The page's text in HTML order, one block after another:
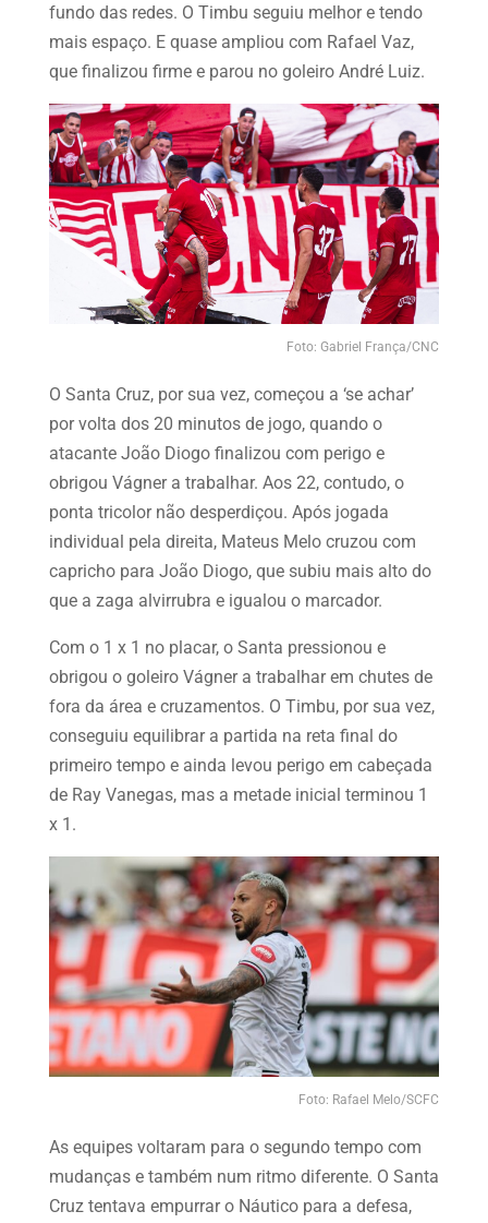
fundo das redes. O Timbu seguiu melhor e tendo
mais espaço. E quase ampliou com Rafael Vaz,
que finalizou firme e parou no goleiro André Luiz.
Foto: Gabriel França/CNC
O Santa Cruz, por sua vez, começou a ‘se achar’
por volta dos 20 minutos de jogo, quando o
atacante João Diogo finalizou com perigo e
obrigou Vágner a trabalhar. Aos 22, contudo, o
ponta tricolor não desperdiçou. Após jogada
individual pela direita, Mateus Melo cruzou com
capricho para João Diogo, que subiu mais alto do
que a zaga alvirrubra e igualou o marcador.
Com o 1 x 1 no placar, o Santa pressionou e
obrigou o goleiro Vágner a trabalhar em chutes de
fora da área e cruzamentos. O Timbu, por sua vez,
conseguiu equilibrar a partida na reta final do
primeiro tempo e ainda levou perigo em cabeçada
de Ray Vanegas, mas a metade inicial terminou 1
x 1.
Foto: Rafael Melo/SCFC
As equipes voltaram para o segundo tempo com
mudanças e também num ritmo diferente. O Santa
Cruz tentava empurrar o Náutico para a defesa,